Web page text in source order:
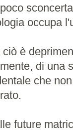
occupa
ciò è
di una
che
future